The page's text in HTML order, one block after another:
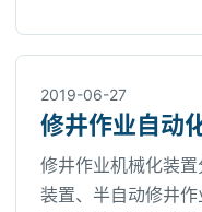
2019-06-27
修井作业自动
修井作业机械化装
装置、半自动修井